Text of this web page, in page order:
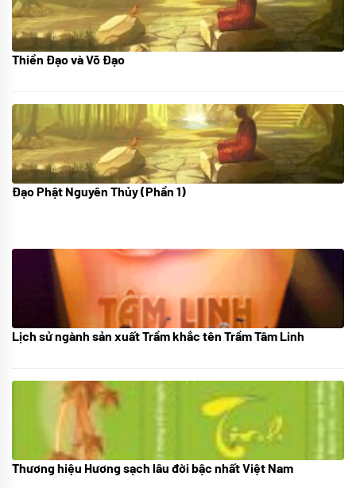
30/11/2022
Thiền Đạo và Võ Đạo
08/06/2022
Đạo Phật Nguyên Thủy (Phần 1)
21/10/2025
Lịch sử ngành sản xuất Trầm khắc tên Trầm Tâm Linh
18/10/2025
Thương hiệu Hương sạch lâu đời bậc nhất Việt Nam